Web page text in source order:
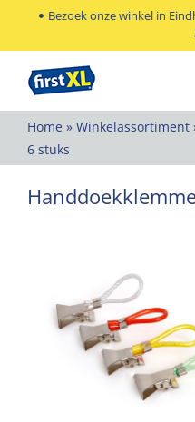
Bezoek onze winkel in
Home » Winkelassortiment
6 stuks